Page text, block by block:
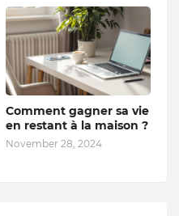
Comment gagner sa vie
en restant à la maison ?
November 28, 2024